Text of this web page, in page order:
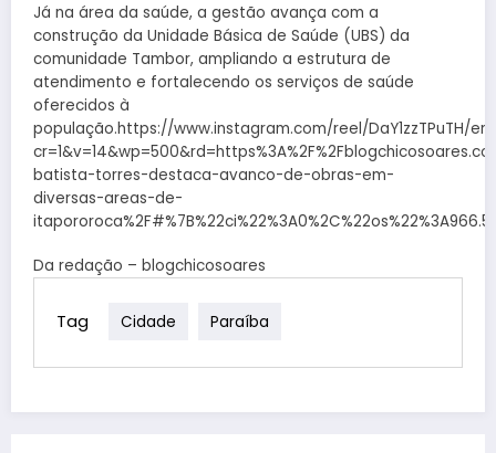
Já na área da saúde, a gestão avança com a
construção da Unidade Básica de Saúde (UBS) da
comunidade Tambor, ampliando a estrutura de
atendimento e fortalecendo os serviços de saúde
oferecidos à
população.https://www.instagram.com/reel/DaY1zzTPuTH/
batista-torres-destaca-avanco-de-obras-em-
diversas-areas-de-
Da redação – blogchicosoares
Tag Cidade Paraíba